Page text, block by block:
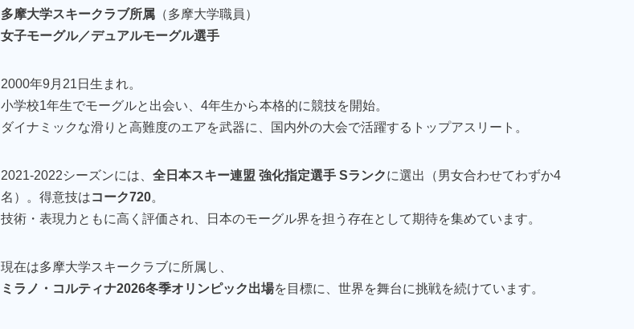
多摩大学スキークラブ所属 （多摩大学職員）
女子モーグル／デュアルモーグル選手
2000年9月21日生まれ。
小学校1年生でモーグルと出会い、4年生から本格的に競技を開始。
ダイナミックな滑りと高難度のエアを武器に、国内外の大会で活躍するトップアスリート。
2021-2022シーズンには、全日本スキー連盟 強化指定選手 Sランクに選出（男女合わせてわずか4
名）。得意技はコーク720。
技術・表現力ともに高く評価され、日本のモーグル界を担う存在として期待を集めています。
現在は多摩大学スキークラブに所属し、
ミラノ・コルティナ2026冬季オリンピック出場を目標に、世界を舞台に挑戦を続けています。